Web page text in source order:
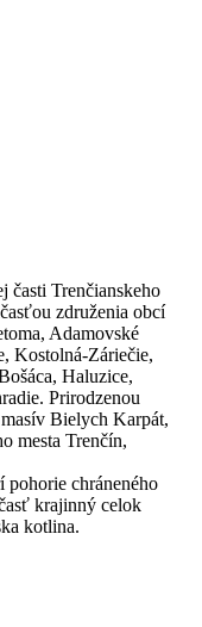
časti Trenčianskeho
združenia obcí
Adamovské
Kostolná-Záriečie,
Haluzice,
Prirodzenou
Bielych Karpát,
mesta Trenčín,
pohorie chráneného
krajinný celok
kotlina.